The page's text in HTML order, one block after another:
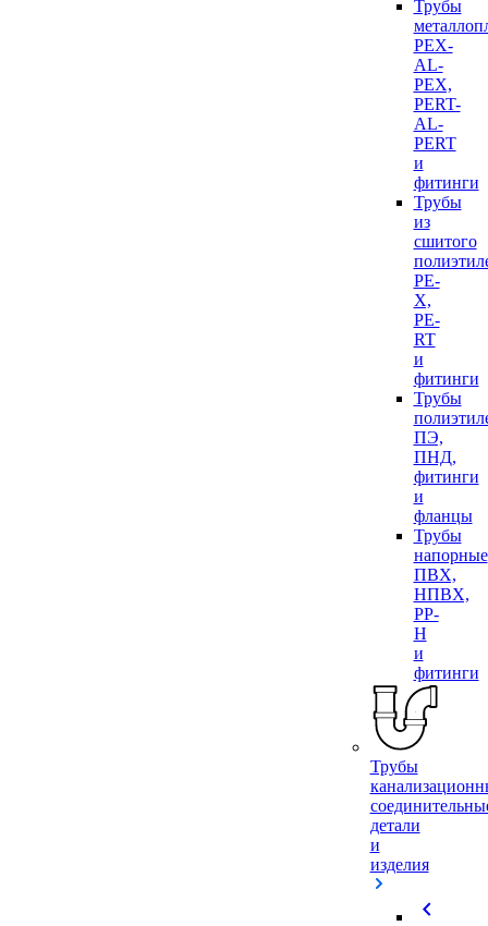
Трубы
PEX-
AL-
PEX,
PERT-
AL-
PERT
и
фитинги
Трубы
из
сшитого
PE-
X,
PE-
RT
и
фитинги
Трубы
ПЭ,
ПНД,
фитинги
и
фланцы
Трубы
напорные
ПВХ,
НПВХ,
PP-
H
и
фитинги
Трубы
детали
и
изделия
chevron_left